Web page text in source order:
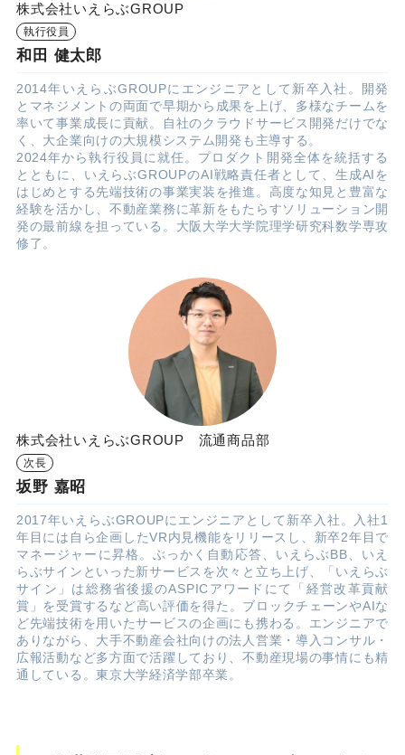
株式会社いえらぶGROUP
執行役員
和田 健太郎
2014年いえらぶGROUPにエンジニアとして新卒入社。開発
とマネジメントの両面で早期から成果を上げ、多様なチームを
率いて事業成長に貢献。自社のクラウドサービス開発だけでな
く、大企業向けの大規模システム開発も主導する。
2024年から執行役員に就任。プロダクト開発全体を統括する
とともに、いえらぶGROUPのAI戦略責任者として、生成AIを
はじめとする先端技術の事業実装を推進。高度な知見と豊富な
経験を活かし、不動産業務に革新をもたらすソリューション開
発の最前線を担っている。大阪大学大学院理学研究科数学専攻
修了。
株式会社いえらぶGROUP 流通商品部
次長
坂野 嘉昭
2017年いえらぶGROUPにエンジニアとして新卒入社。入社1
年目には自ら企画したVR内見機能をリリースし、新卒2年目で
マネージャーに昇格。ぶっかく自動応答、いえらぶBB、いえ
らぶサインといった新サービスを次々と立ち上げ、「いえらぶ
サイン」は総務省後援のASPICアワードにて「経営改革貢献
賞」を受賞するなど高い評価を得た。ブロックチェーンやAIな
ど先端技術を用いたサービスの企画にも携わる。エンジニアで
ありながら、大手不動産会社向けの法人営業・導入コンサル・
広報活動など多方面で活躍しており、不動産現場の事情にも精
通している。東京大学経済学部卒業。